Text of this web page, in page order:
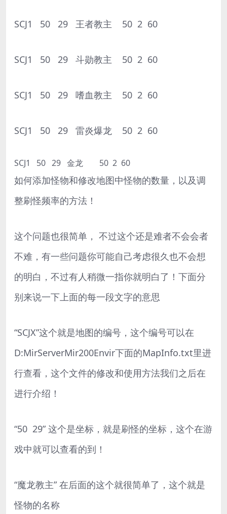
SCJ1 50 29 王者教主 50 2 60
SCJ1 50 29 斗勋教主 50 2 60
SCJ1 50 29 嗜血教主 50 2 60
SCJ1 50 29 雷炎爆龙 50 2 60
SCJ1 50 29 金龙 50 2 60
如何添加怪物和修改地图中怪物的数量，以及调
整刷怪频率的方法！
这个问题也很简单， 不过这个还是难者不会会者
不难，有一些问题你可能自己考虑很久也不会想
的明白，不过有人稍微一指你就明白了！下面分
别来说一下上面的每一段文字的意思
“SCJX”这个就是地图的编号，这个编号可以在
D:MirServerMir200Envir下面的MapInfo.txt里进
行查看，这个文件的修改和使用方法我们之后在
进行介绍！
“50 29” 这个是坐标，就是刷怪的坐标，这个在游
戏中就可以查看的到！
“魔龙教主” 在后面的这个就很简单了，这个就是
怪物的名称